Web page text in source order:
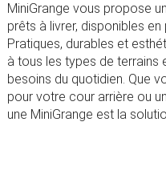
MiniGrange vous propose
prêts à livrer, disponibles
Pratiques, durables et
à tous les types de terrains
besoins du quotidien. Que
pour votre cour arrière ou
une MiniGrange est la